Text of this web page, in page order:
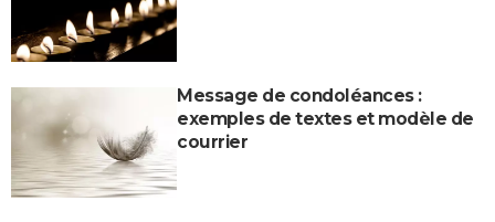
Message de condoléances :
exemples de textes et modèle de
courrier